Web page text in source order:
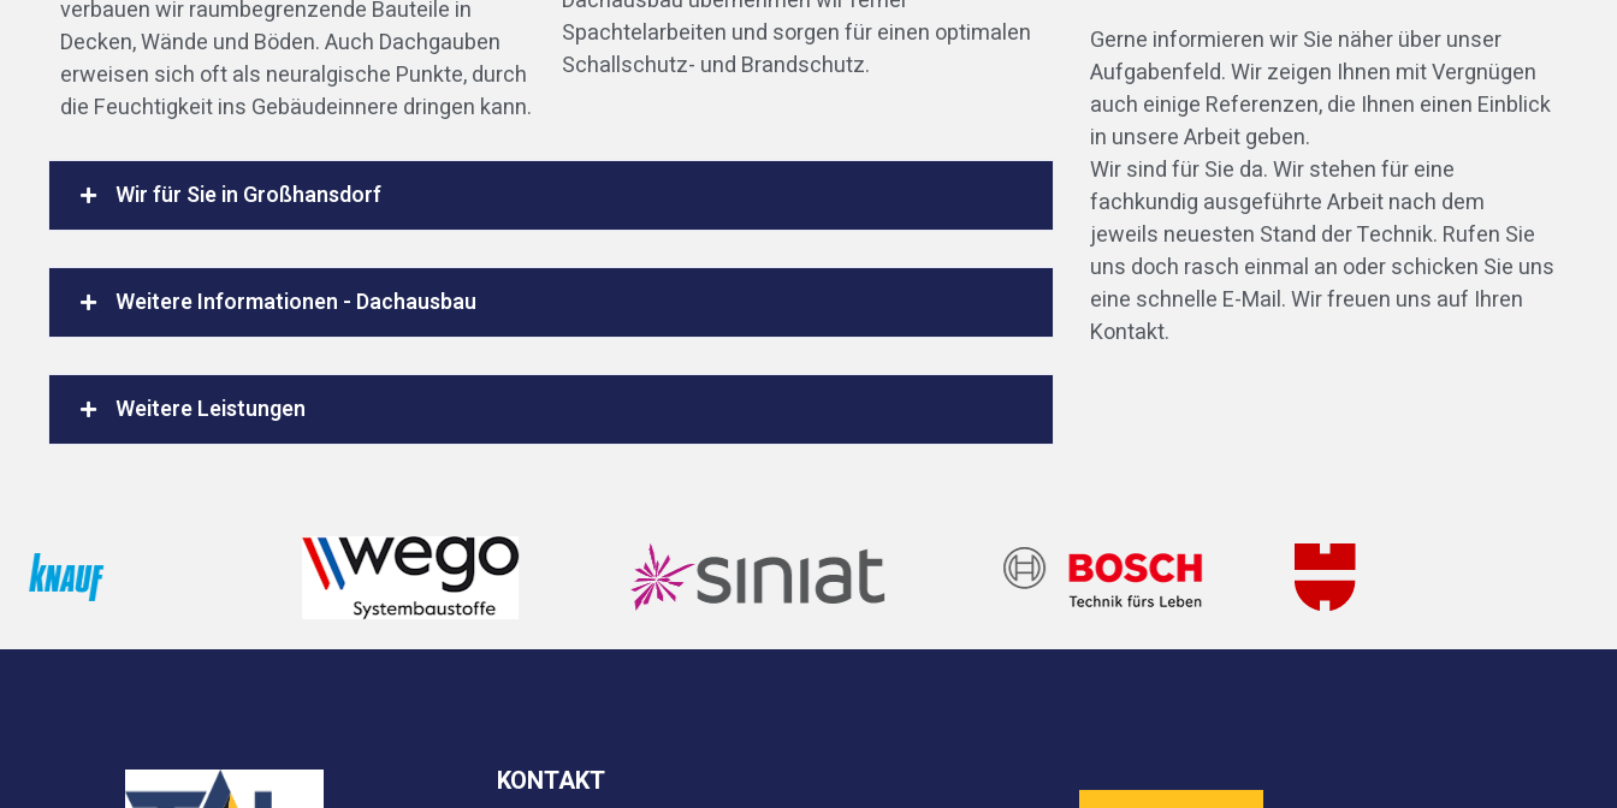
verbauen wir raumbegrenzende Bauteile in
Decken, Wände und Böden. Auch Dachgauben
erweisen sich oft als neuralgische Punkte, durch
die Feuchtigkeit ins Gebäudeinnere dringen kann.
Spachtelarbeiten und sorgen für einen optimalen
Schallschutz- und Brandschutz.
Wir für Sie in Großhansdorf
Weitere Informationen - Dachausbau
Weitere Leistungen
Gerne informieren wir Sie näher über unser
Aufgabenfeld. Wir zeigen Ihnen mit Vergnügen
auch einige Referenzen, die Ihnen einen Einblick
in unsere Arbeit geben.
Wir sind für Sie da. Wir stehen für eine
fachkundig ausgeführte Arbeit nach dem
jeweils neuesten Stand der Technik. Rufen Sie
uns doch rasch einmal an oder schicken Sie uns
eine schnelle E-Mail. Wir freuen uns auf Ihren
Kontakt.
KONTAKT